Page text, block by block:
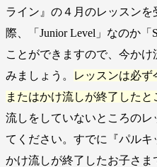
ライン』の４月のレッスン
際、「Junior Level」なのか
ことができますので、今か
みましょう。
レッスンは必ず
またはかけ流しが終了したと
流しをしていないところの
てください。すでに『パル
かけ流しが終了したお子さ